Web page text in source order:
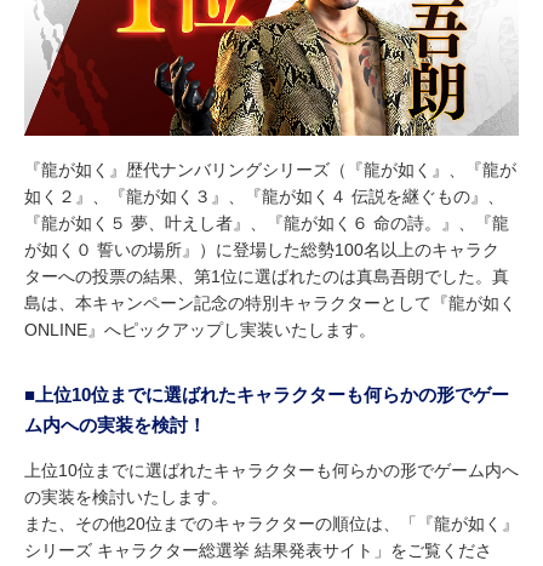
『龍が如く』歴代ナンバリングシリーズ（『龍が如く』、『龍が
如く２』、『龍が如く３』、『龍が如く４ 伝説を継ぐもの』、
『龍が如く５ 夢、叶えし者』、『龍が如く６ 命の詩。』、『龍
が如く０ 誓いの場所』）に登場した総勢100名以上のキャラク
ターへの投票の結果、第1位に選ばれたのは真島吾朗でした。真
島は、本キャンペーン記念の特別キャラクターとして『龍が如く
ONLINE』へピックアップし実装いたします。
■上位10位までに選ばれたキャラクターも何らかの形でゲー
ム内への実装を検討！
上位10位までに選ばれたキャラクターも何らかの形でゲーム内へ
の実装を検討いたします。
また、その他20位までのキャラクターの順位は、「『龍が如く』
シリーズ キャラクター総選挙 結果発表サイト」をご覧くださ